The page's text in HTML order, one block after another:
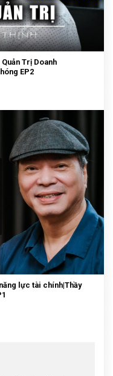
Trị Doanh
EP2
lực tài chính|Thầy